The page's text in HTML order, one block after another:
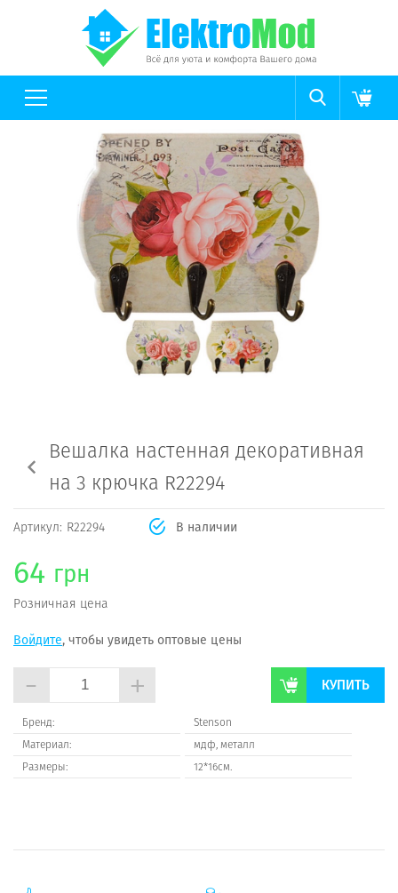
Вешалка настенная декоративная
на 3 крючка R22294
Артикул: R22294 В наличии
64 грн
Розничная цена
Войдите, чтобы увидеть оптовые цены
- + КУПИТЬ
Бренд:
Stenson
Материал:
мдф, металл
Размеры:
12*16см.